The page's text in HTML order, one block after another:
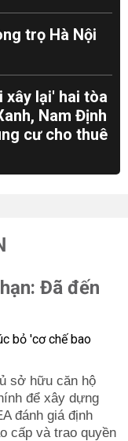
trọ Hà Nội
xây lại' hai tòa
Nam Định
cư cho thuê
Đã đến
sở hữu căn hộ
để xây dựng
đánh giá định
cấp và trao quyền